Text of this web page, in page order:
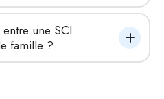
une SCI
famille ?